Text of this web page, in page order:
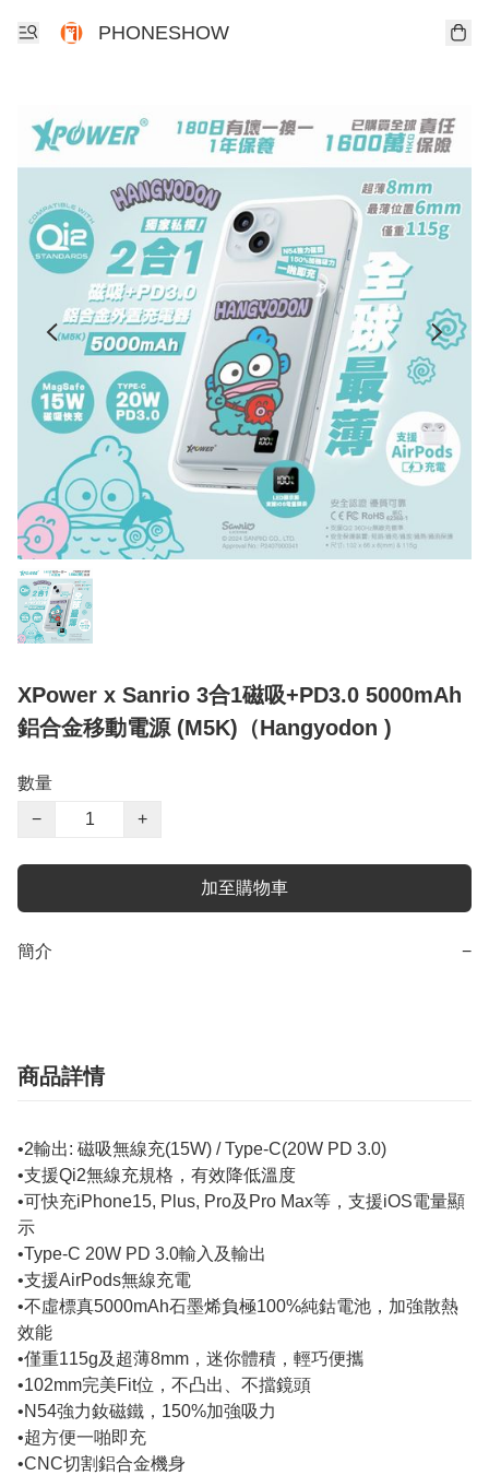
PHONESHOW
XPower x Sanrio 3合1磁吸+PD3.0 5000mAh
鋁合金移動電源 (M5K)（Hangyodon )
數量
−
+
加至購物車
簡介 −
商品詳情
•2輸出: 磁吸無線充(15W) / Type-C(20W PD 3.0)
•支援Qi2無線充規格，有效降低溫度
•可快充iPhone15, Plus, Pro及Pro Max等，支援iOS電量顯
示
•Type-C 20W PD 3.0輸入及輸出
•支援AirPods無線充電
•不虛標真5000mAh石墨烯負極100%純鈷電池，加強散熱
效能
•僅重115g及超薄8mm，迷你體積，輕巧便攜
•102mm完美Fit位，不凸出、不擋鏡頭
•N54強力釹磁鐵，150%加強吸力
•超方便一啪即充
•CNC切割鋁合金機身